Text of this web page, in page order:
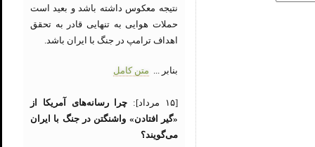
نتیجه معکوس داشته باشد و بعید است
حملات هوایی به تنهایی قادر به تحقق
اهداف ترامپ در جنگ با ایران باشد.
بنابر ... متن کامل
[۱۵ مرداد]:
چرا رسانه‌های آمریکا از
«گیر افتادن» واشنگتن در جنگ با ایران
می‌گویند؟